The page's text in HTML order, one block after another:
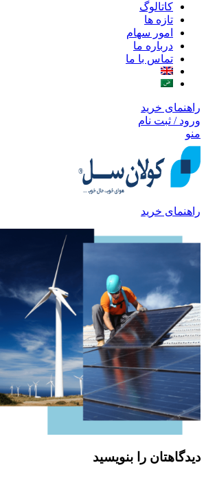
کاتالوگ
تازه ها
امور سهام
درباره ما
تماس با ما
راهنمای خرید
ورود / ثبت نام
منو
راهنمای خرید
دیدگاهتان را بنویسید